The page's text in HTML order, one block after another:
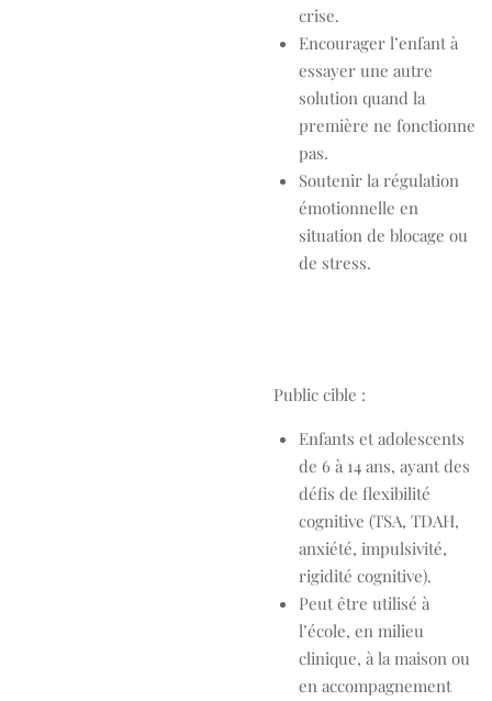
crise.
Encourager l’enfant à
essayer une autre
solution quand la
première ne fonctionne
pas.
Soutenir la régulation
émotionnelle en
situation de blocage ou
de stress.
Public cible :
Enfants et adolescents
de 6 à 14 ans, ayant des
défis de flexibilité
cognitive (TSA, TDAH,
anxiété, impulsivité,
rigidité cognitive).
Peut être utilisé à
l’école, en milieu
clinique, à la maison ou
en accompagnement